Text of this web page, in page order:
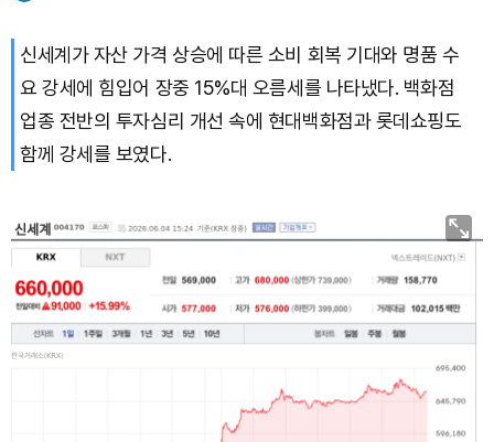
Bitcoin (BTC) ₩ 91,236,845(-0.25%)
신세계가 자산 가격 상승에 따른 소비 회복 기대와 명품 수
요 강세에 힘입어 장중 15%대 오름세를 나타냈다. 백화점
업종 전반의 투자심리 개선 속에 현대백화점과 롯데쇼핑도
함께 강세를 보였다.